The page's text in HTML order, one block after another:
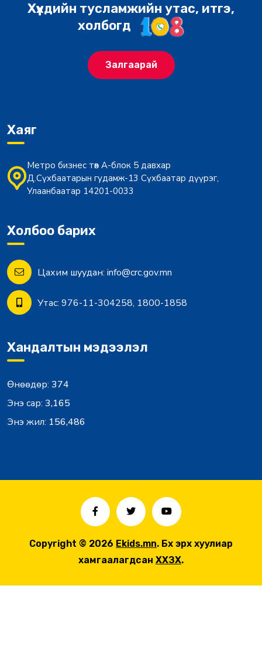
Хүүхдийн тусламжийн утас, итгэ,
холбогд
Залгаарай
Хаяг
Метро бизнес төв А-блок 5 давхар
Д.Сүхбаатарын гудамж-13 Сүхбаатар дүүрэг,
Улаанбаатар 14201-0033
Холбоо барих
Цахим шуудан: info@crc.gov.mn
Утас: 976-11-304258, 1800-1858
Хандалтын мэдээлэл
Өнөөдөр: 374
Энэ сар: 3,165
Энэ жил: 156,486
Copyright © 2026 Ekids.mn. Бүх эрх хуулиар
хамгаалагдсан ХХЗХ.